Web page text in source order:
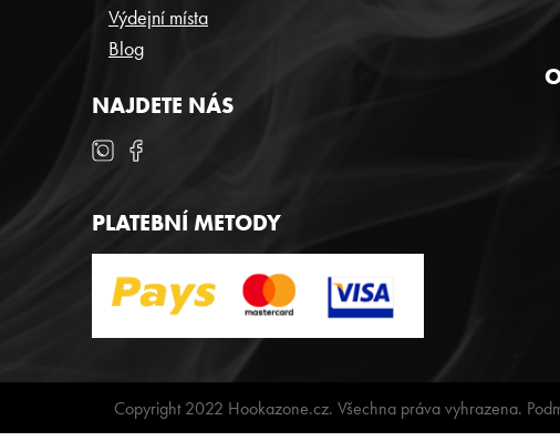
Výdejní místa
Blog
NAJDETE NÁS
PLATEBNÍ METODY
Copyright 2022 Hookazone.cz. Všechna práva vyhrazena.